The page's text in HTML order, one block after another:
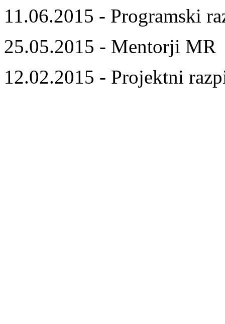
11.06.2015 - Programski
25.05.2015 - Mentorji MR
12.02.2015 - Projektni